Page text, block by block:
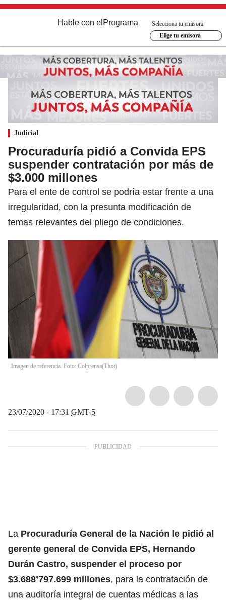
Hable con el Programa
Selecciona tu emisora
Elige tu emisora
Judicial
Procuraduría pidió a Convida EPS
suspender contratación por más de
$3.000 millones
Para el ente de control se podría estar frente a una
irregularidad, con la presunta modificación de
temas relevantes del pliego de condiciones.
Imagen de referencia. Foto: Colprensa(Thot)
23/07/2020 - 17:31 GMT-5
La Procuraduría General de la Nación le pidió al
gerente general de Convida EPS, Hernando
Durán Castro, suspender el proceso por
$3.688’797.699 millones, para la contratación de
una auditoría integral de cuentas médicas a las